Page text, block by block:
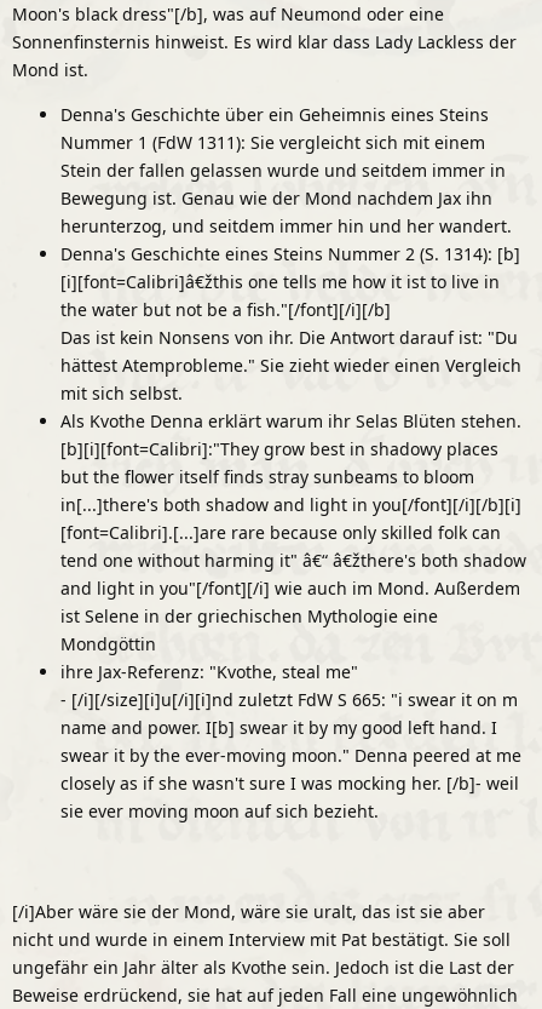
Moon's black dress"[/b], was auf Neumond oder eine
Sonnenfinsternis hinweist. Es wird klar dass Lady Lackless der
Mond ist.
Denna's Geschichte über ein Geheimnis eines Steins
Nummer 1 (FdW 1311): Sie vergleicht sich mit einem
Stein der fallen gelassen wurde und seitdem immer in
Bewegung ist. Genau wie der Mond nachdem Jax ihn
herunterzog, und seitdem immer hin und her wandert.
Denna's Geschichte eines Steins Nummer 2 (S. 1314): [b]
[i][font=Calibri]â€žthis one tells me how it ist to live in
the water but not be a fish."[/font][/i][/b]
Das ist kein Nonsens von ihr. Die Antwort darauf ist: "Du
hättest Atemprobleme." Sie zieht wieder einen Vergleich
mit sich selbst.
Als Kvothe Denna erklärt warum ihr Selas Blüten stehen.
[b][i][font=Calibri]:"They grow best in shadowy places
but the flower itself finds stray sunbeams to bloom
in[...]there's both shadow and light in you[/font][/i][/b][i]
[font=Calibri].[...]are rare because only skilled folk can
tend one without harming it" â€“ â€žthere's both shadow
and light in you"[/font][/i] wie auch im Mond. Außerdem
ist Selene in der griechischen Mythologie eine
Mondgöttin
ihre Jax-Referenz: "Kvothe, steal me"
- [/i][/size][i]u[/i][i]nd zuletzt FdW S 665: "i swear it on m
name and power. I[b] swear it by my good left hand. I
swear it by the ever-moving moon." Denna peered at me
closely as if she wasn't sure I was mocking her. [/b]- weil
sie ever moving moon auf sich bezieht.
[/i]Aber wäre sie der Mond, wäre sie uralt, das ist sie aber
nicht und wurde in einem Interview mit Pat bestätigt. Sie soll
ungefähr ein Jahr älter als Kvothe sein. Jedoch ist die Last der
Beweise erdrückend, sie hat auf jeden Fall eine ungewöhnlich